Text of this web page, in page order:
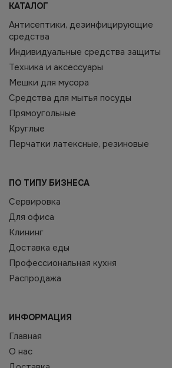
КАТАЛОГ
Антисептики, дезинфицирующие
средства
Индивидуальные средства защиты
Техника и аксессуары
Мешки для мусора
Средства для мытья посуды
Прямоугольные
Круглые
Перчатки латексные, резиновые
ПО ТИПУ БИЗНЕСА
Сервировка
Для офиса
Клининг
Доставка еды
Профессиональная кухня
Распродажа
ИНФОРМАЦИЯ
Главная
О нас